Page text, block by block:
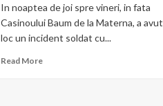
In noaptea de joi spre vineri, in fata
Casinoului Baum de la Materna, a avut
loc un incident soldat cu...
Read More